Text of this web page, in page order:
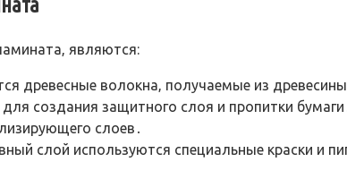
являются:
древесные волокна‚ получаемые из
создания защитного слоя и пропитки
слоев․
слой используются специальные краски и